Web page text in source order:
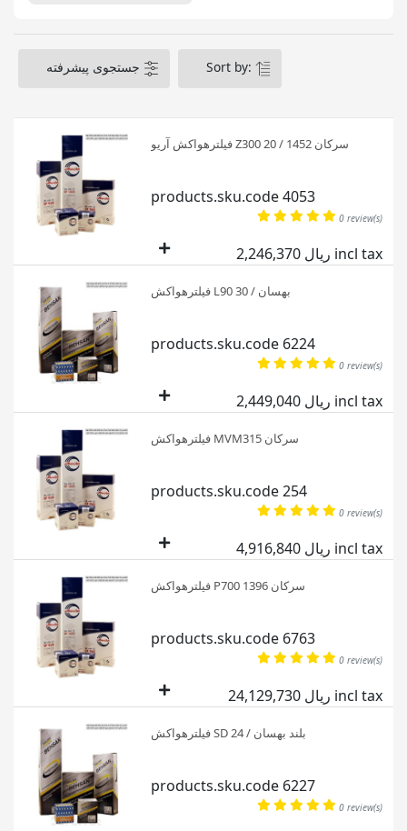
Sort by:
فیلترهواکش آریو Z300 سرکان 1452 / 20
products.sku.code 4053
0 review(s)
2,246,370 ریال incl tax
فیلترهواکش L90 بهسان / 30
products.sku.code 6224
0 review(s)
2,449,040 ریال incl tax
فیلترهواکش MVM315 سرکان
products.sku.code 254
0 review(s)
4,916,840 ریال incl tax
فیلترهواکش P700 سرکان 1396
products.sku.code 6763
0 review(s)
24,129,730 ریال incl tax
فیلترهواکش SD بلند بهسان / 24
products.sku.code 6227
0 review(s)